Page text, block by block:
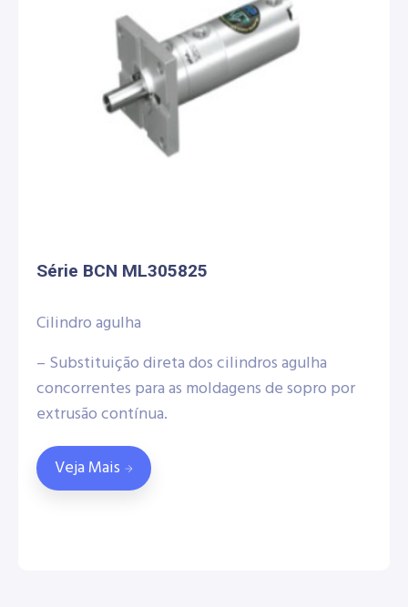
Série BCN ML305825
Cilindro agulha
– Substituição direta dos cilindros agulha
concorrentes para as moldagens de sopro por
extrusão contínua.
Veja Mais